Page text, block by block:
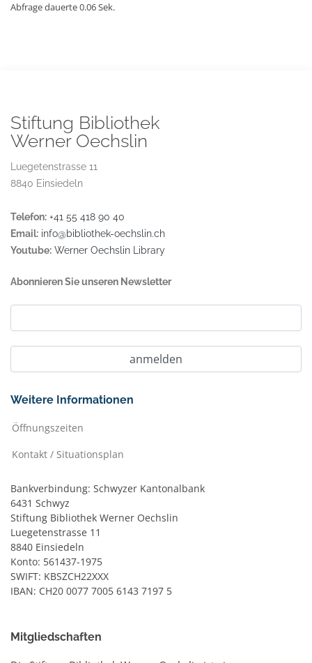
Abfrage dauerte 0.06 Sek.
Stiftung Bibliothek
Werner Oechslin
Luegetenstrasse 11
8840 Einsiedeln
Telefon: +41 55 418 90 40
Email: info@bibliothek-oechslin.ch
Youtube: Werner Oechslin Library
Abonnieren Sie unseren Newsletter
Weitere Informationen
Öffnungszeiten
Kontakt / Situationsplan
Bankverbindung: Schwyzer Kantonalbank
6431 Schwyz
Stiftung Bibliothek Werner Oechslin
Luegetenstrasse 11
8840 Einsiedeln
Konto: 561437-1975
SWIFT: KBSZCH22XXX
IBAN: CH20 0077 7005 6143 7197 5
Mitgliedschaften